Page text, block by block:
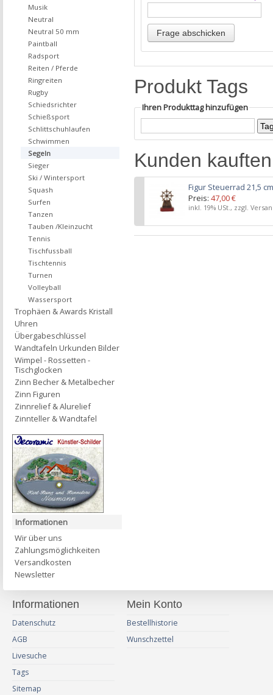
Produkt Tags
Ihren Produkttag hinzufügen
Kunden
Figur Steuerrad 21,5 cm
Preis: 47,00 €
inkl. 19% USt., zzgl.
Musik
Neutral
Neutral 50 mm
Paintball
Radsport
Reiten / Pferde
Ringreiten
Rugby
Schiedsrichter
Schießsport
Schlittschuhlaufen
Schwimmen
Segeln
Sieger
Ski / Wintersport
Squash
Surfen
Tanzen
Tauben /Kleinzucht
Tennis
Tischfussball
Tischtennis
Turnen
Volleyball
Wassersport
Trophäen & Awards Kristall
Uhren
Übergabeschlüssel
Wandtafeln Urkunden Bilder
Wimpel - Rossetten -
Tischglocken
Zinn Becher & Metalbecher
Zinn Figuren
Zinnrelief & Alurelief
Zinnteller & Wandtafel
Informationen
Wir über uns
Zahlungsmöglichkeiten
Versandkosten
Newsletter
Informationen
Datenschutz
AGB
Livesuche
Tags
Sitemap
Mein Konto
Bestellhistorie
Wunschzettel